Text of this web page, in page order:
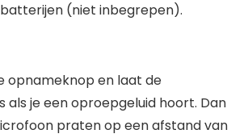
(niet inbegrepen).
opnameknop en laat de
als je een oproepgeluid hoort. Dan
praten op een afstand van